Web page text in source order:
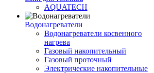
AQUATECH
Водонагреватели
Водонагреватели косвенного
нагрева
Газовый накопительный
Газовый проточный
Электрические накопительные